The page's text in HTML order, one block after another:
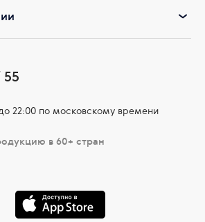
22:00 по московскому времени
в 60+ стран